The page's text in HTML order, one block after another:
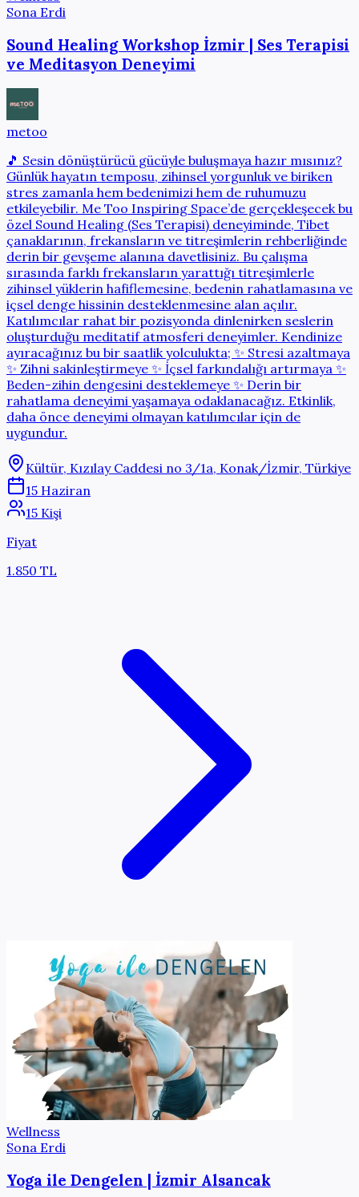
Sona Erdi
Sound Healing Workshop İzmir | Ses Terapisi
ve Meditasyon Deneyimi
metoo
🎵 Sesin dönüştürücü gücüyle buluşmaya hazır mısınız?
Günlük hayatın temposu, zihinsel yorgunluk ve biriken
stres zamanla hem bedenimizi hem de ruhumuzu
etkileyebilir. Me Too Inspiring Space’de gerçekleşecek bu
özel Sound Healing (Ses Terapisi) deneyiminde, Tibet
çanaklarının, frekansların ve titreşimlerin rehberliğinde
derin bir gevşeme alanına davetlisiniz. Bu çalışma
sırasında farklı frekansların yarattığı titreşimlerle
zihinsel yüklerin hafiflemesine, bedenin rahatlamasına ve
içsel denge hissinin desteklenmesine alan açılır.
Katılımcılar rahat bir pozisyonda dinlenirken seslerin
oluşturduğu meditatif atmosferi deneyimler. Kendinize
ayıracağınız bu bir saatlik yolculukta; ✨ Stresi azaltmaya
✨ Zihni sakinleştirmeye ✨ İçsel farkındalığı artırmaya ✨
Beden-zihin dengesini desteklemeye ✨ Derin bir
rahatlama deneyimi yaşamaya odaklanacağız. Etkinlik,
daha önce deneyimi olmayan katılımcılar için de
uygundur.
Kültür, Kızılay Caddesi no 3/1a, Konak/İzmir, Türkiye
15 Haziran
15 Kişi
Fiyat
1.850 TL
Wellness
Sona Erdi
Yoga ile Dengelen | İzmir Alsancak